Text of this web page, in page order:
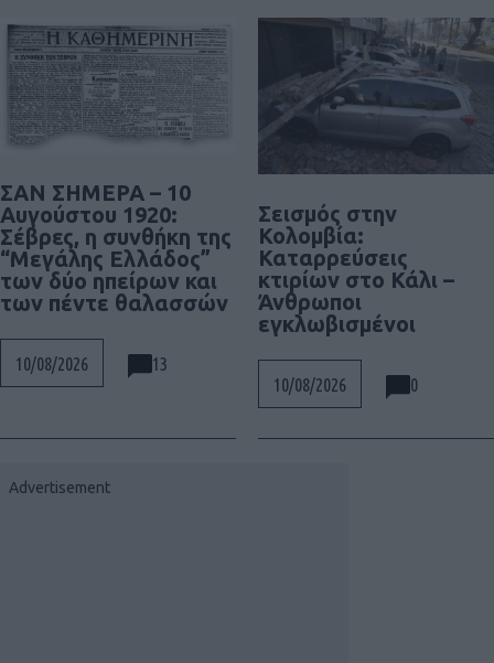
ΣΑΝ ΣΗΜΕΡΑ – 10
Αυγούστου 1920:
Σέβρες, η συνθήκη της
“Μεγάλης Ελλάδος”
των δύο ηπείρων και
των πέντε θαλασσών
10/08/2026 13
Σεισμός στην
Κολομβία:
Καταρρεύσεις
κτιρίων στο Κάλι –
Άνθρωποι
εγκλωβισμένοι
10/08/2026 0